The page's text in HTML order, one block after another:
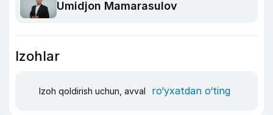
Umidjon Mamarasulov
Izohlar
Izoh qoldirish uchun, avval ro‘yxatdan o‘ting